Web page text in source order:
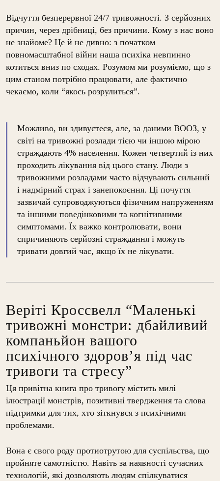
Відчуття безперервної 24/7 тривожності. З серйозних
причин, через дрібниці, без причини. Кому з нас воно
не знайоме? Це й не дивно: з початком
повномасштабної війни наша психіка невпинно
котиться вниз по сходах. Розумом ми розуміємо, що з
цим станом потрібно працювати, але фактично
чекаємо, коли “якось розрулиться”.
Можливо, ви здивуєтеся, але, за даними ВООЗ, у
світі на тривожні розлади тією чи іншою мірою
страждають 4% населення. Кожен четвертий із них
проходить лікування від цього стану. Люди з
тривожними розладами часто відчувають сильний
і надмірний страх і занепокоєння. Ці почуття
зазвичай супроводжуються фізичним напруженням
та іншими поведінковими та когнітивними
симптомами. Їх важко контролювати, вони
спричиняють серйозні страждання і можуть
тривати довгий час, якщо їх не лікувати.
Веріті Кроссвелл “Маленькі
тривожні монстри: дбайливий
компаньйон вашого
психічного здоров’я під час
тривоги та стресу”
Ця привітна книга про тривогу містить милі
ілюстрації монстрів, позитивні твердження та слова
підтримки для тих, хто зіткнувся з психічними
проблемами.
Вона є свого роду протиотрутою для суспільства, що
пройняте самотністю. Навіть за наявності сучасних
технологій, які дозволяють людям спілкуватися